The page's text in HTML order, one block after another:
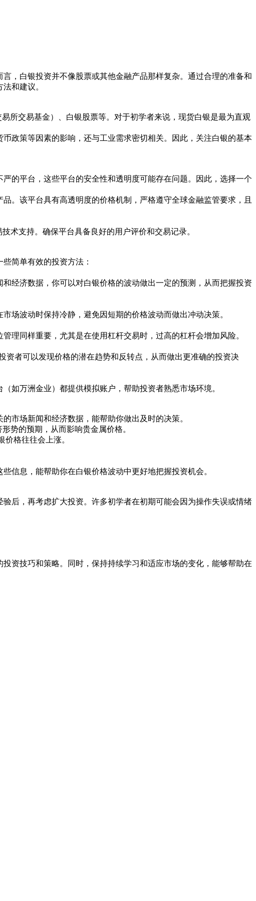
，白银投资并不像股票或其他金融产品那样复杂。通过合理的准备和
和建议。
易所交易基金）、白银股票等。对于初学者来说，现货白银是最为直观
政策等因素的影响，还与工业需求密切相关。因此，关注白银的基本
的平台，这些平台的安全性和透明度可能存在问题。因此，选择一个
。该平台具有高透明度的价格机制，严格遵守全球金融监管要求，且
术支持。确保平台具备良好的用户评价和交易记录。
简单有效的投资方法：
经济数据，你可以对白银价格的波动做出一定的预测，从而把握投资
场波动时保持冷静，避免因短期的价格波动而做出冲动决策。
理同样重要，尤其是在使用杠杆交易时，过高的杠杆会增加风险。
者可以发现价格的潜在趋势和反转点，从而做出更准确的投资决
如万洲金业）都提供模拟账户，帮助投资者熟悉市场环境。
市场新闻和经济数据，能帮助你做出及时的决策。
势的预期，从而影响贵金属价格。
格往往会上涨。
信息，能帮助你在白银价格波动中更好地把握投资机会。
后，再考虑扩大投资。许多初学者在初期可能会因为操作失误或情绪
资技巧和策略。同时，保持持续学习和适应市场的变化，能够帮助在